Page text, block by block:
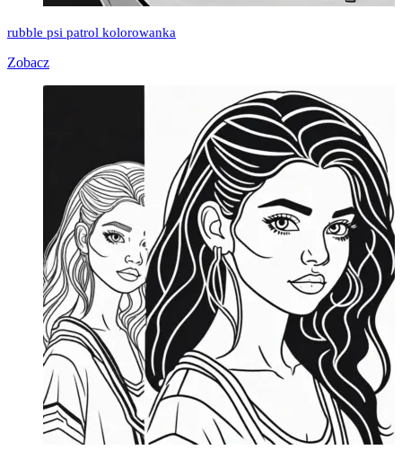
rubble psi patrol kolorowanka
Zobacz